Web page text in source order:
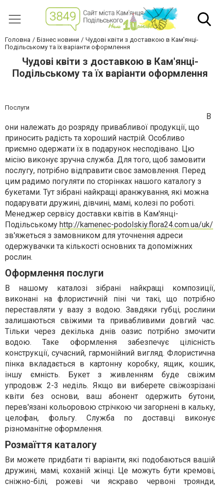
Головна Бізнес новини
Чудові квіти з доставкою в Кам'янці-
Подільському та їх варіанти оформлення
Чудові квіти з доставкою в Кам'янці-
Подільському та їх варіанти оформлення
Послуги
В
они належать до розряду привабливої продукції, що
приносить радість та хороший настрій. Особливо
приємно одержати їх в подарунок несподівано. Цю
місію виконує зручна служба. Для того, щоб замовити
послугу, потрібно відправити своє замовлення. Перед
цим радимо погуляти по сторінках нашого каталогу з
букетами. Тут зібрані найкращі аранжування, які можна
подарувати дружині, дівчині, мамі, колезі по роботі.
Менеджер сервісу доставки квітів в Кам'янці-
Подільському http://kamenec-podolskiy.flora24.com.ua/uk/
зв'яжеться з замовником для уточнення адреси
одержувачки та кількості основних та допоміжних
рослин.
Оформлення послуги
В нашому каталозі зібрані найкращі композиції,
виконані на флористичній піні чи такі, що потрібно
переставляти у вазу з водою. Завдяки губці, рослини
залишаються свіжими та привабливими довгий час.
Тільки через декілька днів оазис потрібно змочити
водою. Таке оформлення забезпечує цілісність
конструкції, сучасний, гармонійний вигляд. Флористична
пінка вкладається в картонну коробку, ящик, кошик,
іншу ємність. Букет з живленням буде свіжим
упродовж 2-3 неділь. Якщо ви виберете свіжозрізані
квіти без основи, ваш абонент одержить бутони,
перев'язані кольоровою стрічкою чи загорнені в кальку,
целофан, фольгу. Служба по доставці виконує
різноманітне оформлення.
Розмаїття каталогу
Ви можете придбати ті варіанти, які подобаються вашій
дружині, мамі, коханій жінці. Це можуть бути кремові,
сніжно-білі, рожеві чи яскраво червоні троянди,